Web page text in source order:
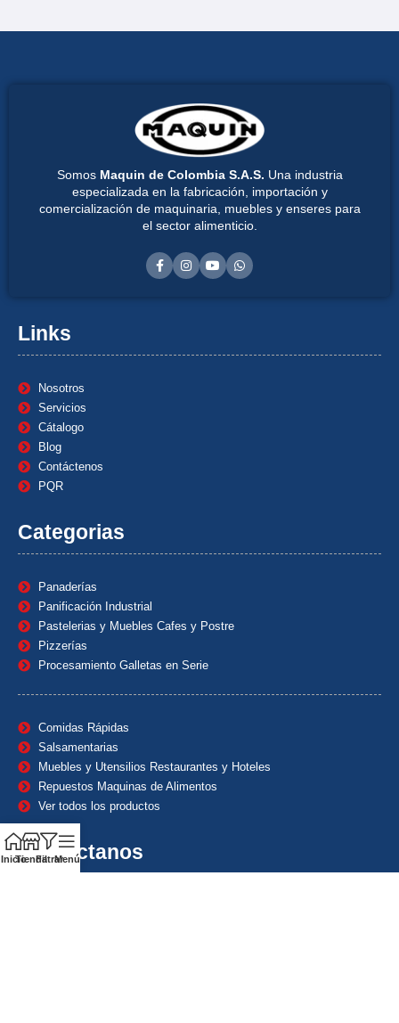
Somos Maquin de Colombia S.A.S. Una industria
especializada en la fabricación, importación y
comercialización de maquinaria, muebles y enseres para
el sector alimenticio.
Links
Nosotros
Servicios
Cátalogo
Blog
Contáctenos
PQR
Categorias
Panaderías
Panificación Industrial
Pastelerias y Muebles Cafes y Postre
Pizzerías
Procesamiento Galletas en Serie
Comidas Rápidas
Salsamentarias
Muebles y Utensilios Restaurantes y Hoteles
Repuestos Maquinas de Alimentos
Ver todos los productos
Contáctanos
InicioTiendaFiltrarMenú